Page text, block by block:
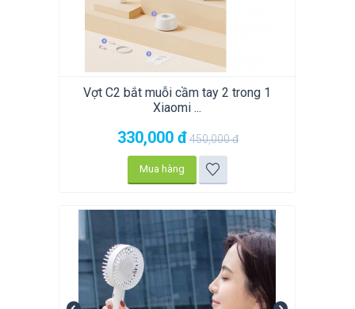
Vợt C2 bắt muỗi cầm tay 2 trong 1
Xiaomi ...
330,000 đ450,000đ
Mua hàng